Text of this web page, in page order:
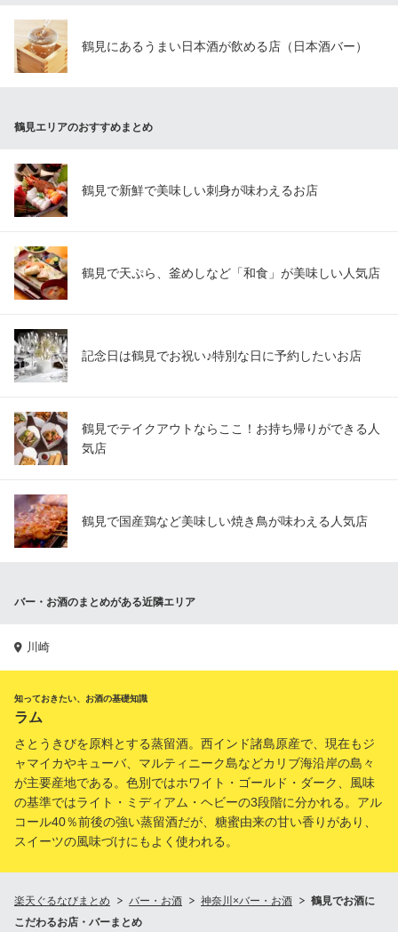
神奈川県横浜市鶴見区鶴見中央4-22-9 ワコー京浜ビル2F
鶴見にあるうまい日本酒が飲める店（日本酒バー）
鶴見エリアのおすすめまとめ
鶴見で新鮮で美味しい刺身が味わえるお店
鶴見で天ぷら、釜めしなど「和食」が美味しい人気店
記念日は鶴見でお祝い♪特別な日に予約したいお店
鶴見でテイクアウトならここ！お持ち帰りができる人
気店
鶴見で国産鶏など美味しい焼き鳥が味わえる人気店
バー・お酒のまとめがある近隣エリア
川崎
知っておきたい、お酒の基礎知識
ラム
さとうきびを原料とする蒸留酒。西インド諸島原産で、現在もジ
ャマイカやキューバ、マルティニーク島などカリブ海沿岸の島々
が主要産地である。色別ではホワイト・ゴールド・ダーク、風味
の基準ではライト・ミディアム・ヘビーの3段階に分かれる。アル
コール40％前後の強い蒸留酒だが、糖蜜由来の甘い香りがあり、
スイーツの風味づけにもよく使われる。
楽天ぐるなびまとめ バー・お酒 神奈川×バー・お酒
鶴見でお酒に
こだわるお店・バーまとめ